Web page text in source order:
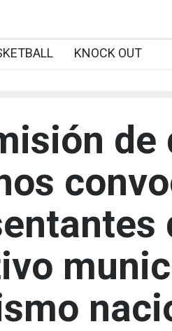
KNOCK OUT
de